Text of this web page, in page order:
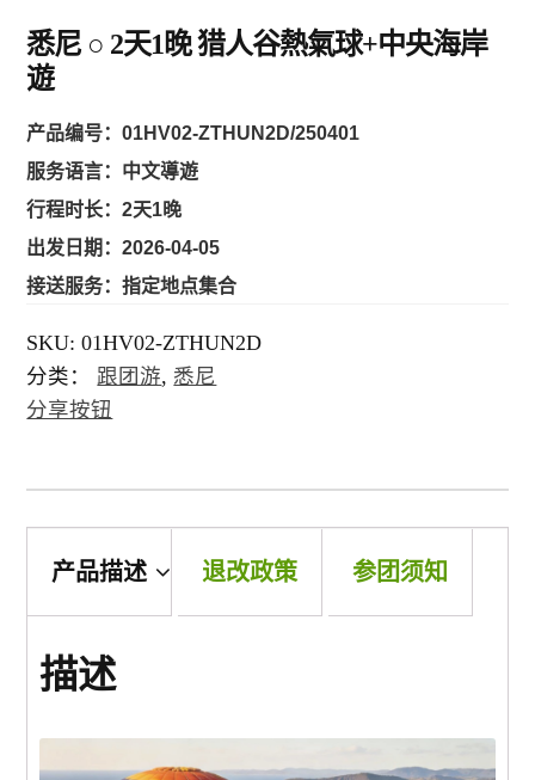
亞洲
美州/美加
新西兰
中東/非洲
跟團遊(中國）
三峡遊輪
悉尼 ○ 2天1晚 猎人谷熱氣球+中央海岸
遊
产品编号：01HV02-ZTHUN2D/250401
服务语言：中文導遊
行程时长：2天1晚
出发日期：2026-04-05
接送服务：指定地点集合
SKU:01HV02-ZTHUN2D
分类： 跟团游, 悉尼
分享按钮
产品描述 退改政策 参团须知
描述